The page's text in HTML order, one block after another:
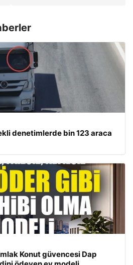
denetimlerde bin 123 araca
Konut güvencesi Dap